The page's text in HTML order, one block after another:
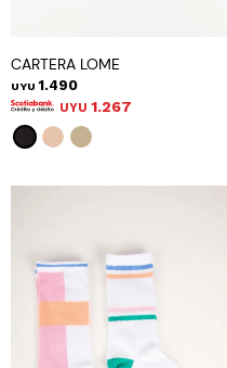
CARTERA LOME
UYU 1.490
UYU 1.267